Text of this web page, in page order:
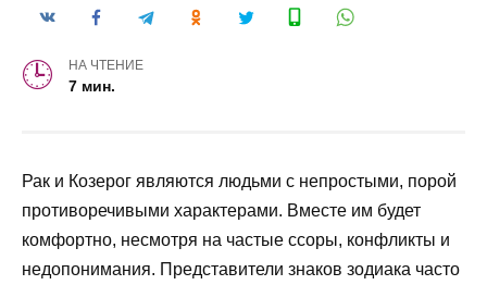
НА ЧТЕНИЕ
7 мин.
Рак и Козерог являются людьми с непростыми, порой
противоречивыми характерами. Вместе им будет
комфортно, несмотря на частые ссоры, конфликты и
недопонимания. Представители знаков зодиака часто